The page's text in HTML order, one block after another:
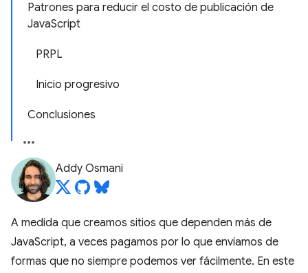
Patrones para reducir el costo de publicación de
JavaScript
PRPL
Inicio progresivo
Conclusiones
Addy Osmani
A medida que creamos sitios que dependen más de
JavaScript, a veces pagamos por lo que enviamos de
formas que no siempre podemos ver fácilmente. En este